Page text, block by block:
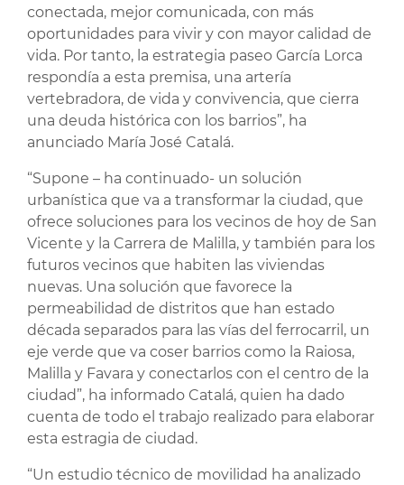
conectada, mejor comunicada, con más
oportunidades para vivir y con mayor calidad de
vida. Por tanto, la estrategia paseo García Lorca
respondía a esta premisa, una artería
vertebradora, de vida y convivencia, que cierra
una deuda histórica con los barrios”, ha
anunciado María José Catalá.
“Supone – ha continuado- un solución
urbanística que va a transformar la ciudad, que
ofrece soluciones para los vecinos de hoy de San
Vicente y la Carrera de Malilla, y también para los
futuros vecinos que habiten las viviendas
nuevas. Una solución que favorece la
permeabilidad de distritos que han estado
década separados para las vías del ferrocarril, un
eje verde que va coser barrios como la Raiosa,
Malilla y Favara y conectarlos con el centro de la
ciudad”, ha informado Catalá, quien ha dado
cuenta de todo el trabajo realizado para elaborar
esta estragia de ciudad.
“Un estudio técnico de movilidad ha analizado